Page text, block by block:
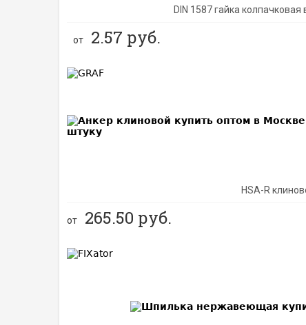
DIN 1587 гайка
от 2.57 руб.
HSA-R
от 265.50 руб.